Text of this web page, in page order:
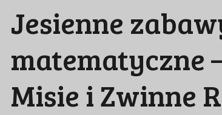
Jesienne
matematyczne
Misie i Zwinne